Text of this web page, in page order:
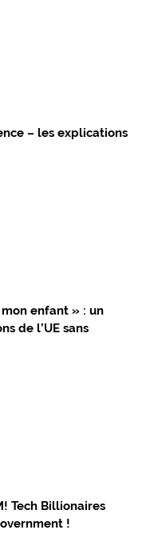
– les explications
enfant » : un
de l’UE sans
Tech Billionaires
!